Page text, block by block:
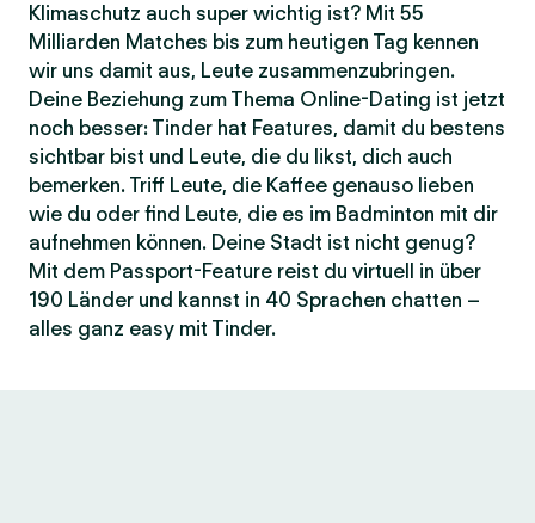
Klimaschutz auch super wichtig ist? Mit 55
Milliarden Matches bis zum heutigen Tag kennen
wir uns damit aus, Leute zusammenzubringen.
Deine Beziehung zum Thema Online-Dating ist jetzt
noch besser: Tinder hat Features, damit du bestens
sichtbar bist und Leute, die du likst, dich auch
bemerken. Triff Leute, die Kaffee genauso lieben
wie du oder find Leute, die es im Badminton mit dir
aufnehmen können. Deine Stadt ist nicht genug?
Mit dem Passport-Feature reist du virtuell in über
190 Länder und kannst in 40 Sprachen chatten –
alles ganz easy mit Tinder.